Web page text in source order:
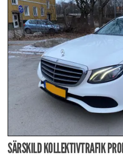
SÄRSKILD KOLLEKTIVTRAFIK